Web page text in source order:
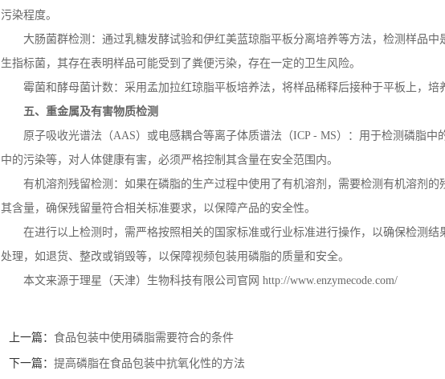
污染程度。
大肠菌群检测：通过乳糖发酵试验和伊红美蓝琼脂平板分离培养等方法，检测样品
生指标菌，其存在表明样品可能受到了粪便污染，存在一定的卫生风险。
霉菌和酵母菌计数：采用孟加拉红琼脂平板培养法，将样品稀释后接种于平板上，
五、重金属及有害物质检测
原子吸收光谱法（AAS）或电感耦合等离子体质谱法（ICP - MS）：用于检测磷脂中
中的污染等，对人体健康有害，必须严格控制其含量在安全范围内。
有机溶剂残留检测：如果在磷脂的生产过程中使用了有机溶剂，需要检测有机溶剂的
其含量，确保残留量符合相关标准要求，以保障产品的安全性。
在进行以上检测时，需严格按照相关的国家标准或行业标准进行操作，以确保检测
处理，如退货、整改或销毁等，以保障视频包装用磷脂的质量和安全。
本文来源于理星（天津）生物科技有限公司官网 http://www.enzymecode.com/
上一篇： 食品包装中使用磷脂需要符合的条件
下一篇： 提高磷脂在食品包装中抗氧化性的方法